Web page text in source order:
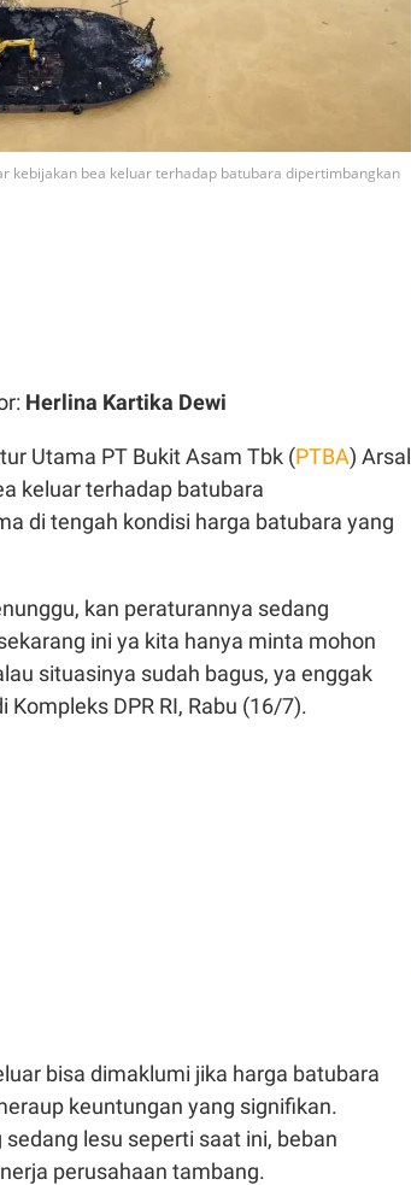
kebijakan bea keluar terhadap batubara dipertimbangkan
Herlina Kartika Dewi
Utama PT Bukit Asam Tbk (PTBA) Arsal
keluar terhadap batubara
di tengah kondisi harga batubara yang
kan peraturannya sedang
ini ya kita hanya minta mohon
situasinya sudah bagus, ya enggak
DPR RI, Rabu (16/7).
bisa dimaklumi jika harga batubara
keuntungan yang signifikan.
lesu seperti saat ini, beban
perusahaan tambang.